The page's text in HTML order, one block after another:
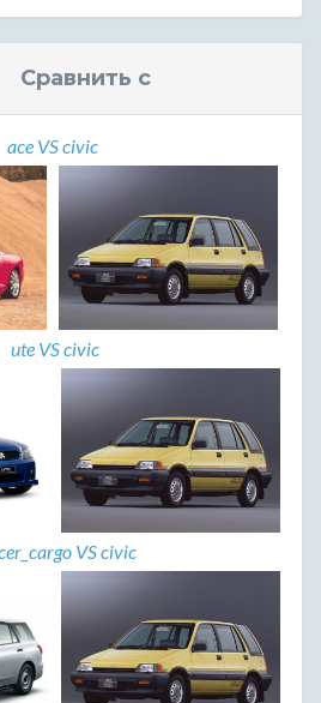
Сравнить с
ace VS civic
ute VS civic
VS civic